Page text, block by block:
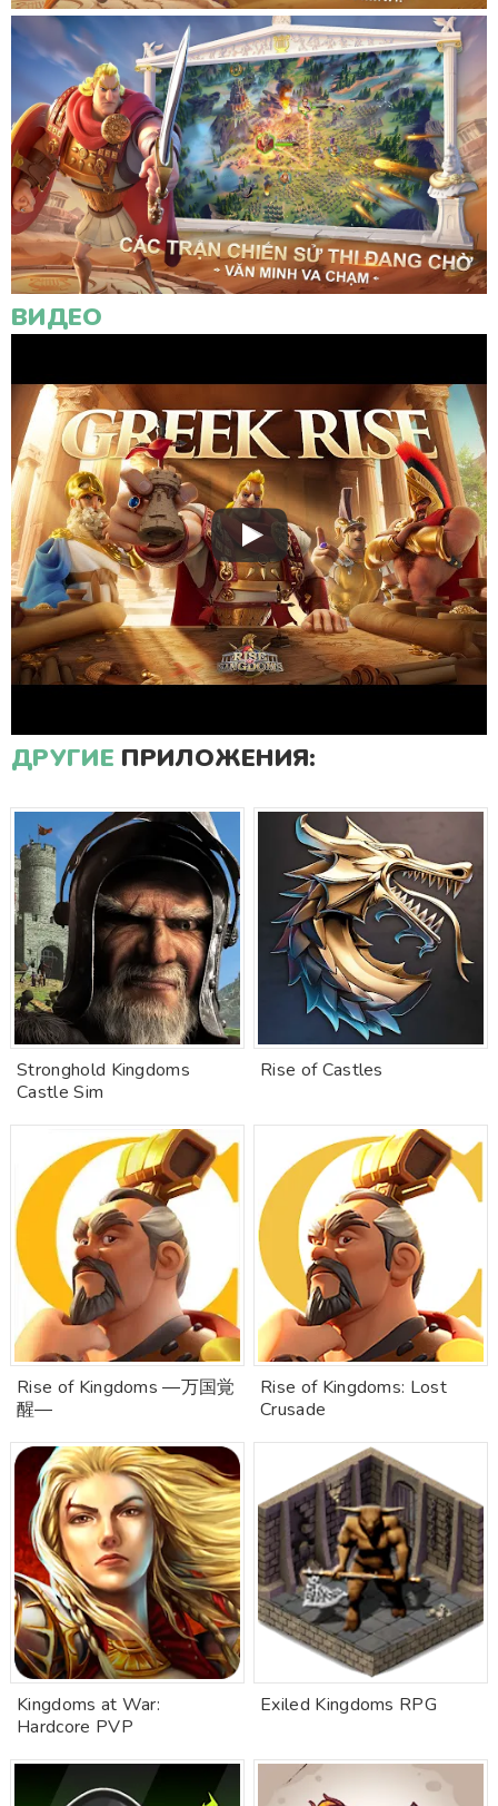
ВИДЕО
ДРУГИЕ ПРИЛОЖЕНИЯ:
Stronghold Kingdoms
Castle Sim
Rise of Castles
Rise of Kingdoms ―万国覚
醒―
Rise of Kingdoms: Lost
Crusade
Kingdoms at War:
Hardcore PVP
Exiled Kingdoms RPG